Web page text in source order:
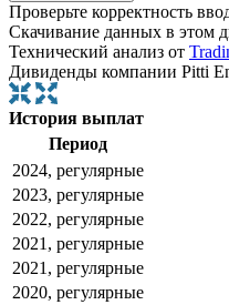
Проверьте корректность
Скачивание данных в этом
Технический анализ от
Дивиденды компании Pitti
История выплат
Период
2024, регулярные
2023, регулярные
2022, регулярные
2021, регулярные
2021, регулярные
2020, регулярные